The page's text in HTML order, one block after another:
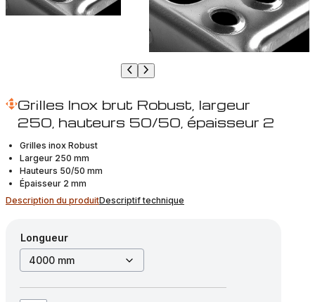
Grilles Inox brut Robust, largeur
250, hauteurs 50/50, épaisseur 2
Grilles inox Robust
Largeur 250 mm
Hauteurs 50/50 mm
Épaisseur 2 mm
Description du produitDescriptif technique
Longueur